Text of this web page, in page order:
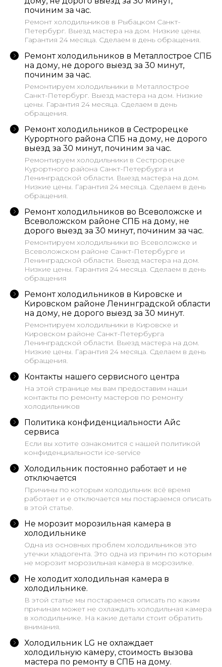
починим за час.
Ремонт холодильников в Рыбацком Санкт-
Петербург. Выезд мастера на дом. Низкие цены.
Гарантия 24 месяца. Сделаем в день обращения.
Ремонт холодильников в Металлострое СПБ
на дому, не дорого выезд за 30 минут,
починим за час.
Ремонтируем холодильники в Металлострое
Санкт-Петербург. Выезд мастера на дом. Низкие
цены. Гарантия 24 месяца. Сделаем в день
обращения.
Ремонт холодильников в Сестрорецке
Курортного района СПБ на дому, не дорого
выезд за 30 минут, починим за час.
Ремонтируем холодильники в Сестрорецке
Курортного района Санкт-Петербурга и
Ленинградской области. Выезд мастера на дом.
Низкие цены. Гарантия 24 месяца. Сделаем в день
обращения.
Ремонт холодильников во Всеволожске и
Всеволожском районе СПБ на дому, не
дорого выезд за 30 минут, починим за час.
Ремонтируем холодильники во Всеволожске и
Всеволожском районе Санкт-Петербурге и
Ленинградской области. Выезд мастера на дом.
Низкие цены. Гарантия 24 месяца. Сделаем в день
обращения
Ремонт холодильников в Кировске и
Кировском районе Ленинградской области
на дому, не дорого выезд за 30 минут.
Ремонтируем холодильники в Кировске и
Кировском районе Санкт-Петербурга
Ленинградской области. Выезд мастера на дом.
Низкие цены. Гарантия 24 месяца. Сделаем в день
обращения.
Контакты нашего сервисного центра
На этой странице мы вам предоставим наши
контакты по ремонту мастеров по ремонту
холодильников
Политика конфиденциальности Айс
сервиса
Если вы хотите ознакомится с нашей политикой
конфиденциальности ice-service
Холодильник постоянно работает и не
отключается
Причины по которым холодильник всё время
работает и е отключается мы постараемся описать
в этой статье.
Не морозит морозильная камера в
холодильнике
Одна из основных проблем холодильников это
утечки хладогента. Это одна из причин по которым
не морозит морозильная камера в морозилке.
Не холодит холодильная камера в
холодильнике.
В этой статье мы постараемся описать по каким
причинам может не охлаждать холодильная камера
в холодильнике. На какие детали стоит обратить
внимания.
Холодильник LG не охлаждает
холодильную камеру, стоимость вызова
мастера по ремонту в СПБ на дому.